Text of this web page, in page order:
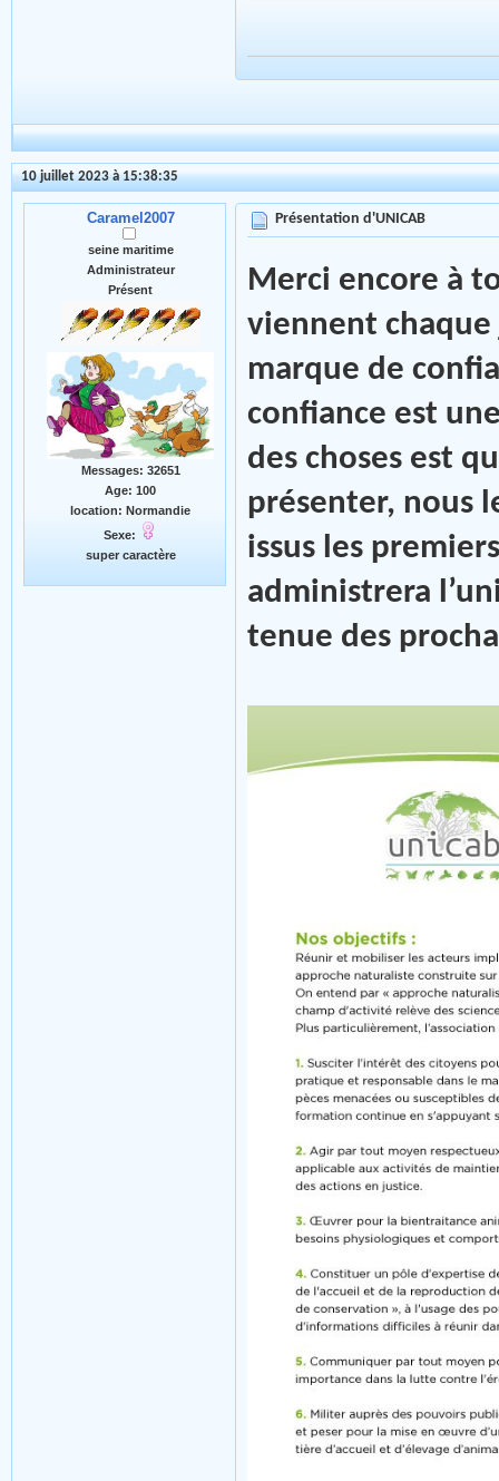
10 juillet 2023 à 15:38:35
Caramel2007
seine maritime
Administrateur
Présent
Messages: 32651
Age: 100
location: Normandie
Sexe:
super caractère
Présentation d'UNICAB
Merci encore à
viennent chaque
marque de
confiance est
des choses est
présenter, nous
issus les
administrera
tenue des